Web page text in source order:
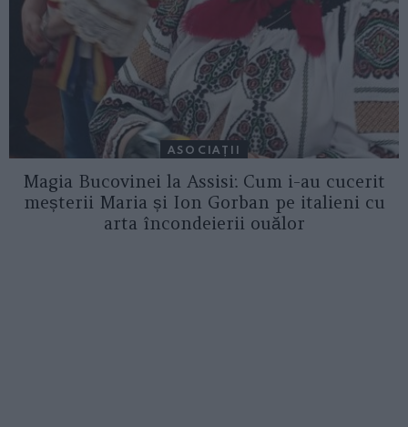
ASOCIAŢII
Magia Bucovinei la Assisi: Cum i-au cucerit
meșterii Maria și Ion Gorban pe italieni cu
arta încondeierii ouălor